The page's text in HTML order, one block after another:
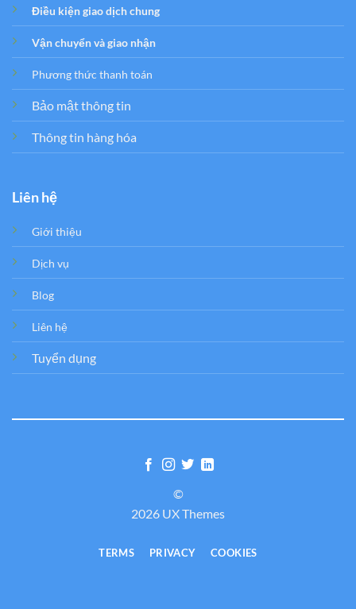
Điều kiện giao dịch chung
Vận chuyển và giao nhận
Phương thức thanh toán
Bảo mật thông tin
Thông tin hàng hóa
Liên hệ
Giới thiệu
Dịch vụ
Blog
Liên hệ
Tuyển dụng
©
2026 UX Themes
TERMS PRIVACY COOKIES